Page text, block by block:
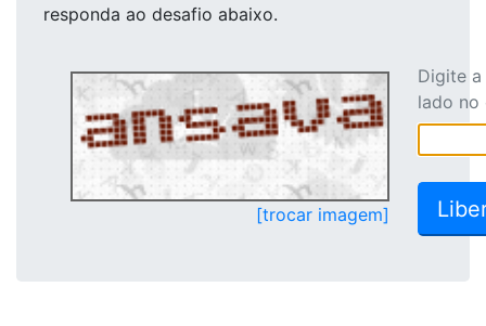
responda ao desafio abaixo.
[trocar imagem]
Digite
lado no